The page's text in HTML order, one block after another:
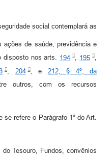
social contemplará as
ações de saúde, previdência e
disposto nos arts. 194 , 195
,
204 , e 212, § 4º, da
outros, com os recursos
se refere o Parágrafo 1º do Art.
Tesouro, Fundos, convênios